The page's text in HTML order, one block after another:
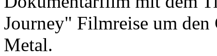
Journey" Filmreise um
Metal.